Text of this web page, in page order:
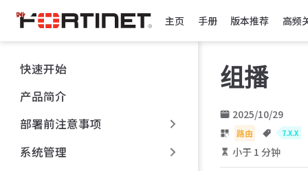
跳
至
主
內
容
主页 手册 版本推荐 高频
快速开始
产品简介
部署前注意事项
系统管理
组播
2025/10/29
路由 7.X.X
小于 1 分钟